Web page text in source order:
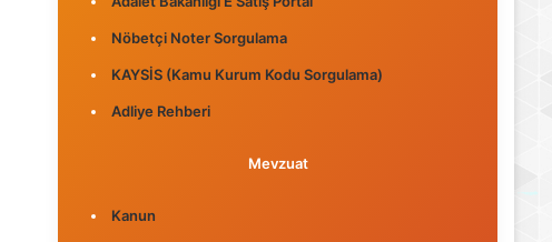
Nöbetçi Noter Sorgulama
KAYSİS (Kamu Kurum Kodu Sorgulama)
Adliye Rehberi
Mevzuat
Kanun